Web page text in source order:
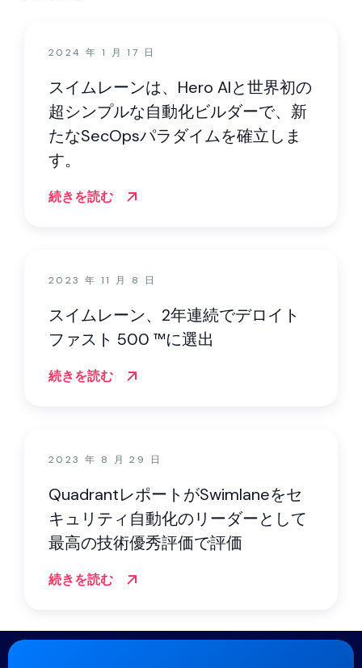
2024 年 1 月 17 日
スイムレーンは、Hero AIと世界初の
超シンプルな自動化ビルダーで、新
たなSecOpsパラダイムを確立しま
す。
続きを読む
2023 年 11 月 8 日
スイムレーン、2年連続でデロイト
ファスト 500 ™に選出
続きを読む
2023 年 8 月 29 日
QuadrantレポートがSwimlaneをセ
キュリティ自動化のリーダーとして
最高の技術優秀評価で評価
続きを読む